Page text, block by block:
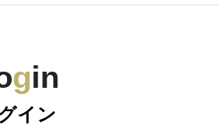
gin
イン